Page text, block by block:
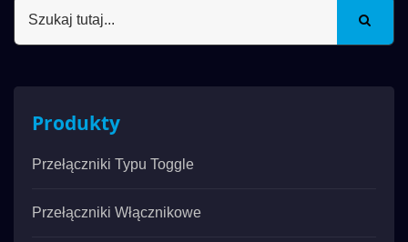
Produkty
Przełączniki Typu Toggle
Przełączniki Włącznikowe